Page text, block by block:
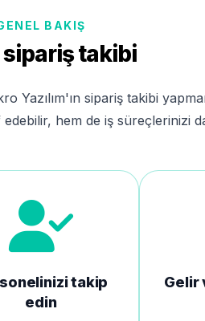
BAKIŞ
sipariş takibi
Yazılım'ın sipariş takibi
hem de iş süreçlerinizi
takip
edin
Gelir